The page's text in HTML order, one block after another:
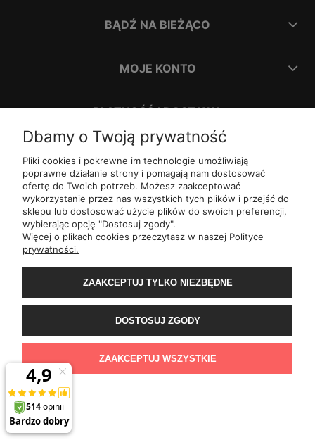
BĄDŹ NA BIEŻĄCO
MOJE KONTO
PŁATNOŚĆ I DOSTAWA
INFORMACJE
O NAS
ul. Romana Dmowskiego 1, 50-203
Wrocław
Św. Filipa 23/3, 31-150 Kraków
ul.Mielęckiego 10 lok 503,
Al.Jerozolimskie 81 lok 7.10, 02-001 Warszawa
Wały Piastowskie 1lok. 1508, 80-855 Gdańsk
ul.Grochowa 4, 15-423 Białystok
ul.ul. 1-go Maja 13lok. 2,20-410 Lublin
Rejtana 49/6, 35-310 Rzeszów
ul.Franciszka z Asyżu 62, 93-479 Łódź
ul.Wiertnicza 115, 02-952 Warszawa
Bohaterów Warszawy 11b, 70-370
Dbamy o Twoją prywatność
Pliki cookies i pokrewne im technologie umożliwiają
poprawne działanie strony i pomagają nam dostosować
ofertę do Twoich potrzeb. Możesz zaakceptować
wykorzystanie przez nas wszystkich tych plików i przejść do
sklepu lub dostosować użycie plików do swoich preferencji,
wybierając opcję "Dostosuj zgody".
Więcej o plikach cookies przeczytasz w naszej Polityce
prywatności.
ZAAKCEPTUJ TYLKO NIEZBĘDNE
DOSTOSUJ ZGODY
ZAAKCEPTUJ WSZYSTKIE